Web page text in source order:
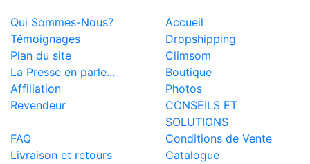
Qui Sommes-Nous?
Accueil
Témoignages
Dropshipping
Plan du site
Climsom
La Presse en parle...
Boutique
Affiliation
Photos
Revendeur
CONSEILS ET
SOLUTIONS
FAQ
Conditions de Vente
Livraison et retours
Catalogue